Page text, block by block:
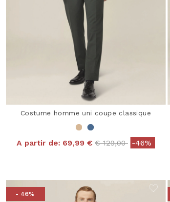
Costume homme uni coupe classique
A partir de: 69,99 € Price reduced from
€ 129,00to-46%
- 46%